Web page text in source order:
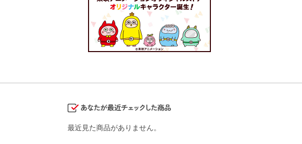
最近見た商品がありません。